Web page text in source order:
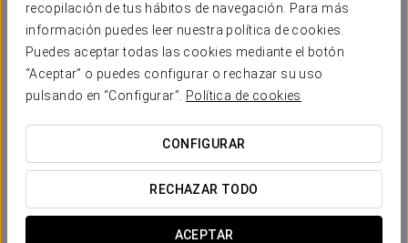
recopilación de tus hábitos de navegación. Para más
información puedes leer nuestra política de cookies.
Puedes aceptar todas las cookies mediante el botón
“Aceptar” o puedes configurar o rechazar su uso
pulsando en “Configurar”.
Política de cookies
CONFIGURAR
RECHAZAR TODO
ACEPTAR